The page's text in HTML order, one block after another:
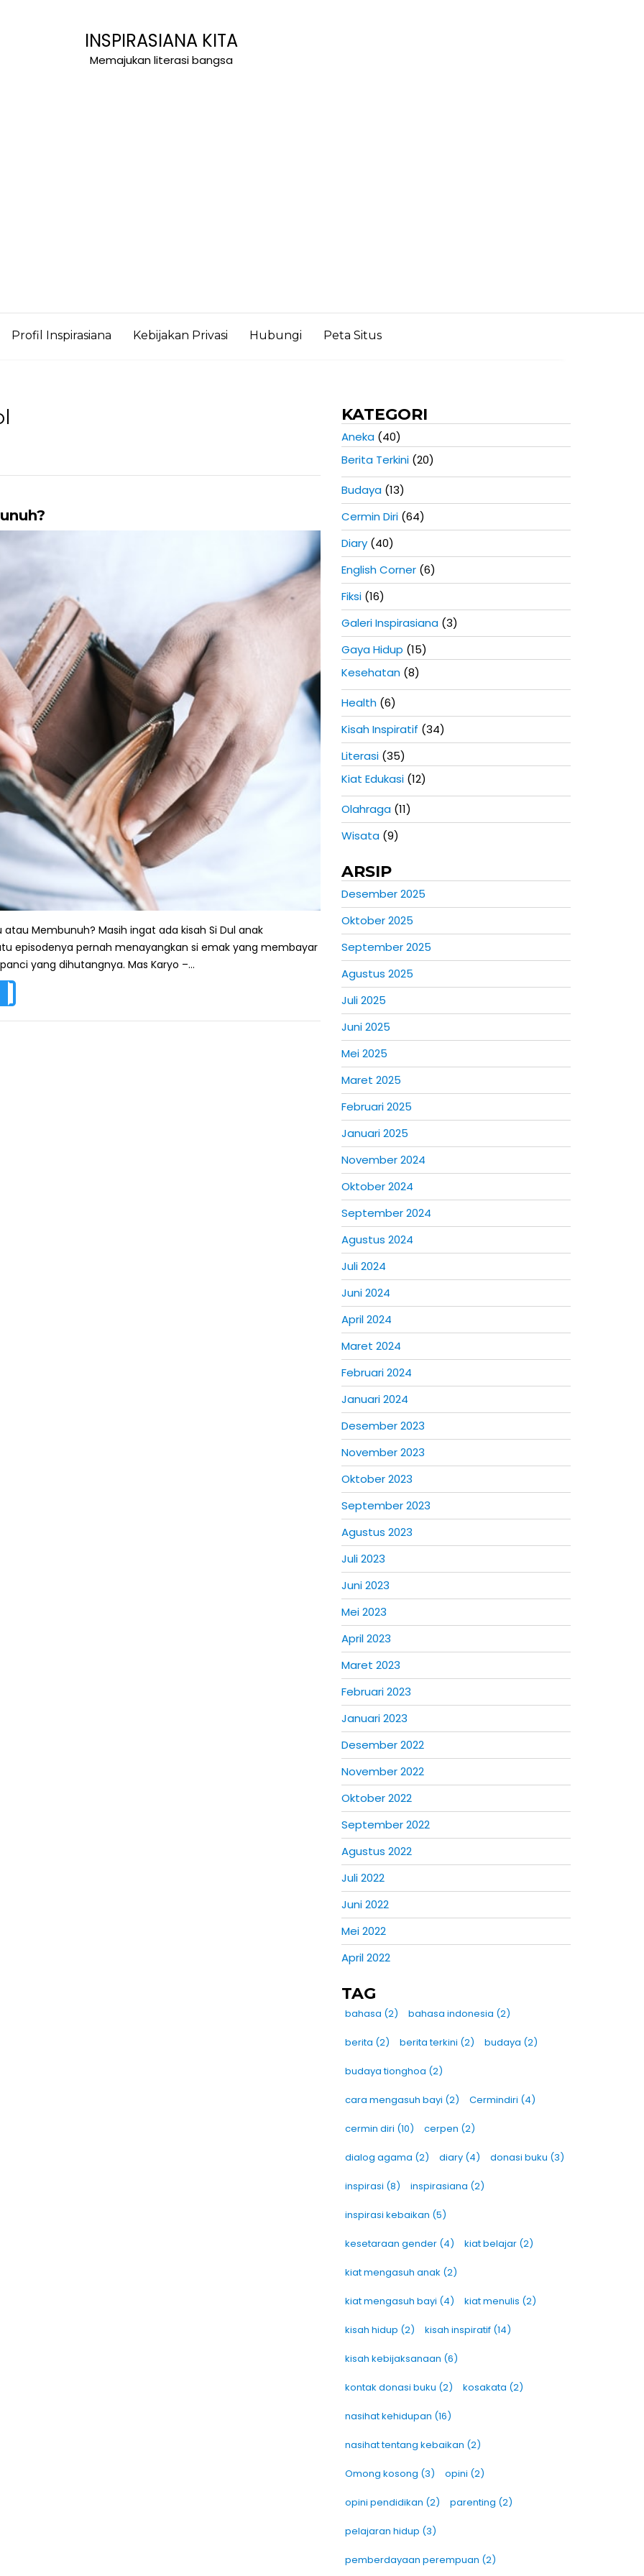
INSPIRASIANA KITA
Memajukan literasi bangsa
Profil Inspirasiana Kebijakan Privasi Hubungi Peta Situs
Membunuh? Masih ingat ada kisah Si Dul anak
episodenya pernah menayangkan si emak yang membayar
yang dihutangnya. Mas Karyo –...
KATEGORI
Aneka(40)
Berita Terkini(20)
Budaya(13)
Cermin Diri(64)
Diary(40)
English Corner(6)
Fiksi(16)
Galeri Inspirasiana(3)
Gaya Hidup (15)
Kesehatan(8)
Health(6)
Kisah Inspiratif (34)
Literasi(35)
Kiat Edukasi(12)
Olahraga(11)
Wisata(9)
ARSIP
Desember 2025
Oktober 2025
September 2025
Agustus 2025
Juli 2025
Juni 2025
Mei 2025
Maret 2025
Februari 2025
Januari 2025
November 2024
Oktober 2024
September 2024
Agustus 2024
Juli 2024
Juni 2024
April 2024
Maret 2024
Februari 2024
Januari 2024
Desember 2023
November 2023
Oktober 2023
September 2023
Agustus 2023
Juli 2023
Juni 2023
Mei 2023
April 2023
Maret 2023
Februari 2023
Januari 2023
Desember 2022
November 2022
Oktober 2022
September 2022
Agustus 2022
Juli 2022
Juni 2022
Mei 2022
April 2022
TAG
bahasa (2) bahasa indonesia (2)
berita (2) berita terkini (2) budaya (2)
budaya tionghoa (2)
cara mengasuh bayi (2) Cermindiri (4)
cermin diri (10) cerpen (2)
dialog agama (2) diary(4) donasi buku (3)
inspirasi (8) inspirasiana (2)
inspirasi kebaikan (5)
kesetaraan gender(4) kiat belajar(2)
kiat mengasuh anak (2)
kiat mengasuh bayi (4) kiat menulis (2)
kisah hidup (2) kisah inspiratif(14)
kisah kebijaksanaan (6)
kontak donasi buku (2) kosakata (2)
nasihat kehidupan (16)
nasihat tentang kebaikan (2)
Omong kosong (3) opini (2)
opini pendidikan (2) parenting (2)
pelajaran hidup (3)
pemberdayaan perempuan (2)